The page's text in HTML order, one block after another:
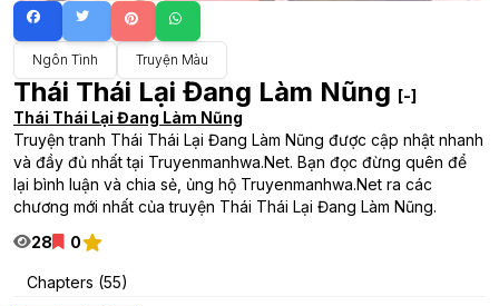
Ngôn Tình Truyện Màu
Thái Thái Lại Đang Làm Nũng [-]
Thái Thái Lại Đang Làm Nũng
Truyện tranh Thái Thái Lại Đang Làm Nũng được cập nhật nhanh
và đầy đủ nhất tại Truyenmanhwa.Net. Bạn đọc đừng quên để
lại bình luận và chia sẻ, ủng hộ Truyenmanhwa.Net ra các
chương mới nhất của truyện Thái Thái Lại Đang Làm Nũng.
28
0
Chapters (55)